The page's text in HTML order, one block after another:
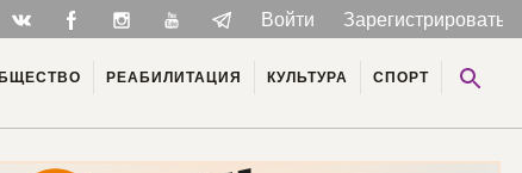
Войти
РЕАБИЛИТАЦИЯ КУЛЬТУРА СПОРТ